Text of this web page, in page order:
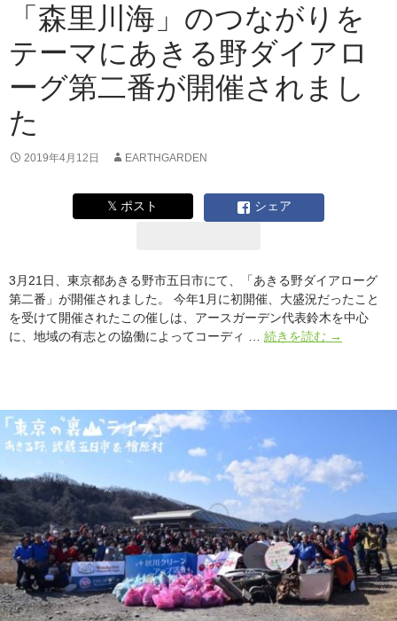
×
関
係
人
口
尚
さ
る“未
来
の
ミ
テ
ィ”
「森里川海」のつながりを
テーマにあきる野ダイアロ
ーグ第二番が開催されまし
た
2019年4月12日 EARTHGARDEN
𝕏 ポスト シェア
3月21日、東京都あきる野市五日市にて、「あきる野ダイアローグ
第二番」が開催されました。 今年1月に初開催、大盛況だったこと
を受けて開催されたこの催しは、アースガーデン代表鈴木を中心
に、地域の有志との協働によってコーディ … 続きを読む 「森
の
が
テ
ー
マ
に
あ
き
→